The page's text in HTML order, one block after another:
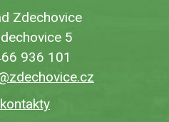
Zdechovice
5
936 101